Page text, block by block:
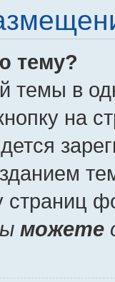
тему?
темы в
на
страниц
можете